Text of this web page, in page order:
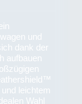
und
dank der
aufbauen
leichtem
Wahl